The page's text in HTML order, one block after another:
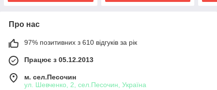
Про нас
97% позитивних з 610 відгуків за рік
Працює з 05.12.2013
м. сел.Песочин
ул. Шевченко, 2, сел.Песочин, Україна